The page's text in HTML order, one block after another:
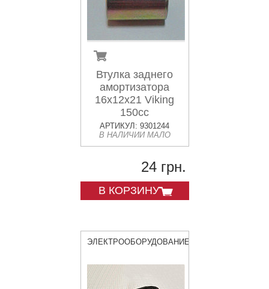
Втулка заднего
амортизатора
16x12x21 Viking
150cc
АРТИКУЛ: 9301244
В НАЛИЧИИ МАЛО
24 грн.
В КОРЗИНУ
ЭЛЕКТРООБОРУДОВАНИЕ